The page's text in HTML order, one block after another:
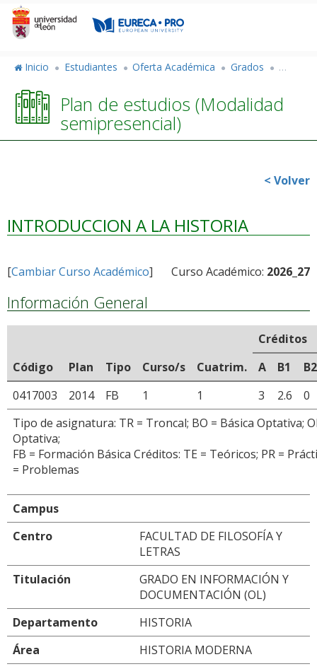
Pasar
contenido
Inicio
Estudiantes Oferta Académica Grados Grado
Plan de estudios (Modalidad
semipresencial)
< Volver
INTRODUCCION A LA HISTORIA
Curso Académico: 2026_27
[Cambiar Curso Académico]
Información General
Código Plan Tipo Curso/s Cuatrim.
Créditos
A
B1 B2
Tipo de asignatura: TR = Troncal; BO = Básica Optativa;
Optativa;
FB = Formación Básica Créditos: TE = Teóricos; PR =
= Problemas
0417003 2014 FB 1 1 3 2.6 0
Campus
Centro
FACULTAD DE FILOSOFÍA Y
LETRAS
Titulación
GRADO EN INFORMACIÓN Y
DOCUMENTACIÓN (OL)
Departamento
HISTORIA
Área
HISTORIA MODERNA